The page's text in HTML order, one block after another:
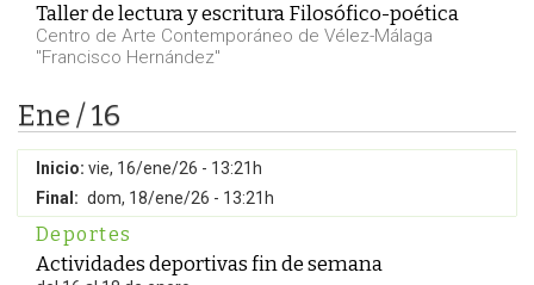
Taller de lectura y escritura Filosófico-poética
Centro de Arte Contemporáneo de Vélez-Málaga
"Francisco Hernández"
Ene / 16
Inicio: vie, 16/ene/26 - 13:21h
Final: dom, 18/ene/26 - 13:21h
Deportes
Actividades deportivas fin de semana